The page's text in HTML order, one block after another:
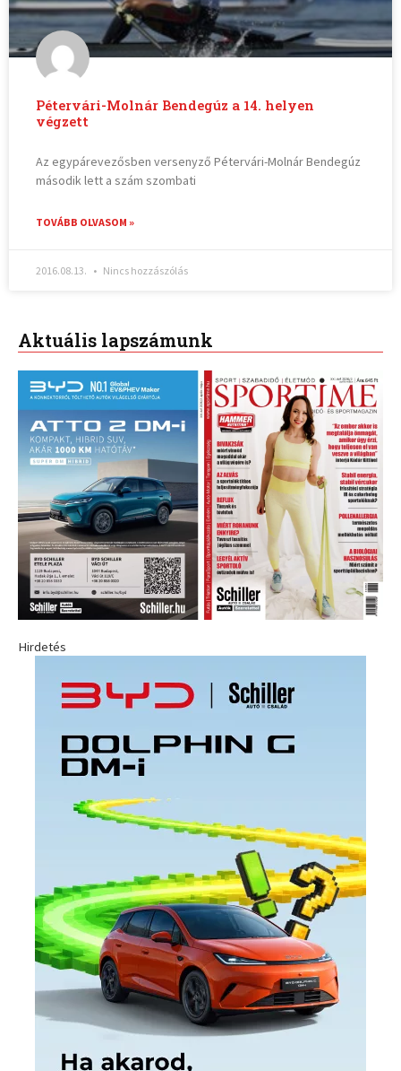
Pétervári-Molnár Bendegúz a 14. helyen
végzett
Az egypárevezősben versenyző Pétervári-Molnár Bendegúz
második lett a szám szombati
TOVÁBB OLVASOM »
2016.08.13. Nincs hozzászólás
Aktuális lapszámunk
Hirdetés